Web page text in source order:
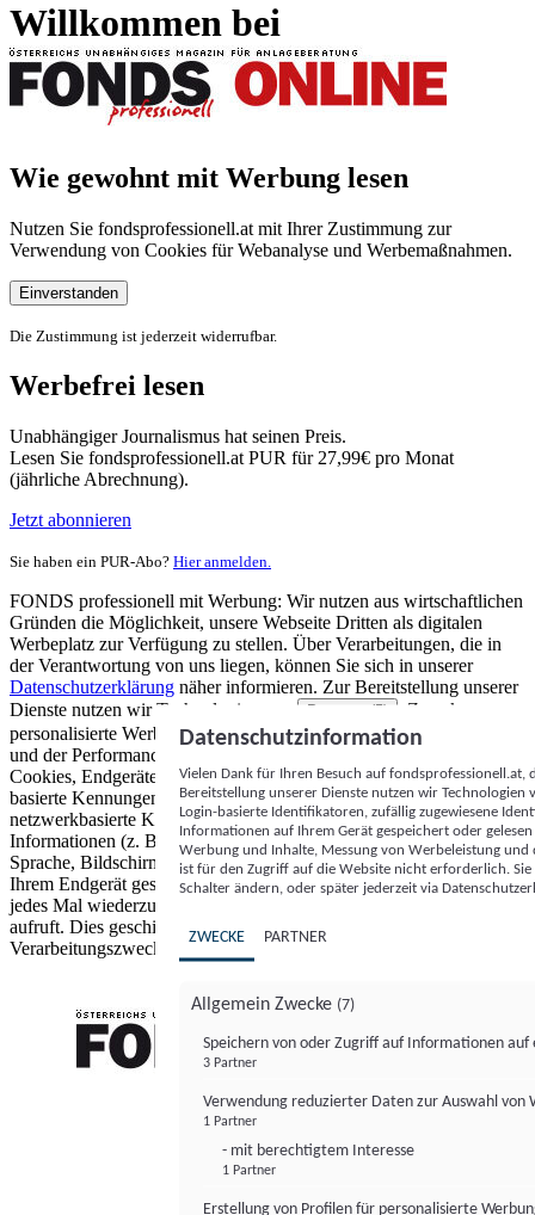
Willkommen bei
Wie gewohnt mit Werbung lesen
Nutzen Sie fondsprofessionell.at mit Ihrer Zustimmung zur
Verwendung von Cookies für Webanalyse und Werbemaßnahmen.
Einverstanden
Die Zustimmung ist jederzeit widerrufbar.
Werbefrei lesen
Unabhängiger Journalismus hat seinen Preis.
Lesen Sie fondsprofessionell.at PUR für 27,99€ pro Monat
(jährliche Abrechnung).
Jetzt abonnieren
Sie haben ein PUR-Abo? Hier anmelden.
FONDS professionell mit Werbung: Wir nutzen aus wirtschaftlichen
Gründen die Möglichkeit, unsere Webseite Dritten als digitalen
Werbeplatz zur Verfügung zu stellen. Über Verarbeitungen, die in
der Verantwortung von uns liegen, können Sie sich in unserer
Datenschutzerklärung näher informieren. Zur Bereitstellung unserer
Dienste nutzen wir Technologien von
Partnern (5)
. Zwecke:
personalisierte Werbung und Inhalte, Messung von Werbeleistung
und der Performance von Inhalten sowie Zielgruppenforschung.
Cookies, Endgeräte- oder ähnliche Online-Kennungen (z. B. login-
basierte Kennungen, zufällig generierte Kennungen,
netzwerkbasierte Kennungen) können zusammen mit anderen
Informationen (z. B. Browsertyp und Browserinformationen,
Sprache, Bildschirmgröße, unterstützte Technologien usw.) auf
Ihrem Endgerät gespeichert oder von dort ausgelesen werden, um es
jedes Mal wiederzuerkennen, wenn es eine App oder einer Webseite
aufruft. Dies geschieht für einen oder mehrere der hier aufgeführten
Verarbeitungszwecke.
Datenschutzinformation
Vielen Dank für Ihren Besuch auf
Bereitstellung unserer Dienste nutzen wir Technologien
Login-basierte Identifikatoren, zufällig zugewiesene
Informationen auf Ihrem Gerät gespeichert oder
Werbung und Inhalte, Messung von Werbeleistung
ist für den Zugriff auf die Website nicht erforderlich.
Schalter ändern, oder später jederzeit via
ZWECKE PARTNER
Allgemein Zwecke (7)
Speichern von oder Zugriff auf Informationen auf
3 Partner
Verwendung reduzierter Daten zur Auswahl von
1 Partner
- mit berechtigtem Interesse
1 Partner
Erstellung von Profilen für personalisierte
FONDS professionell